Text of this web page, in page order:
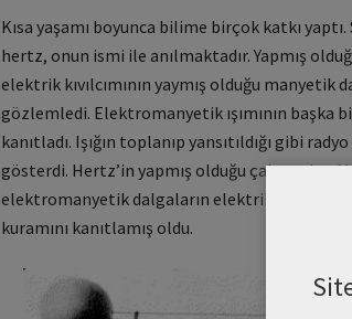
Kısa yaşamı boyunca bilime birçok katkı
hertz, onun ismi ile anılmaktadır. Yapmış
elektrik kıvılcımının yaymış olduğu
gözlemledi. Elektromanyetik ışımının başka
kanıtladı. Işığın toplanıp yansıtıldığı gibi
gösterdi. Hertz’in yapmış olduğu çalışmalar,
elektromanyetik dalgaların elektrik
kuramını kanıtlamış oldu.